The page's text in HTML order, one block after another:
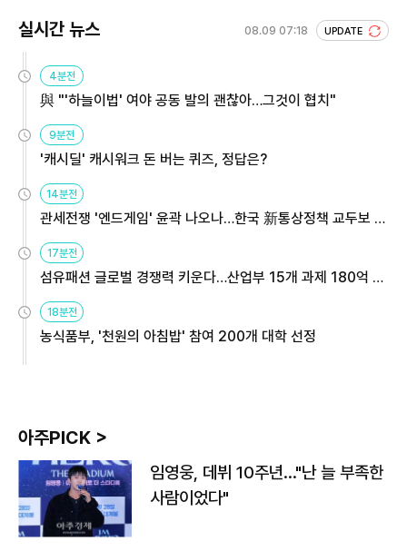
실시간 뉴스 08.09 07:18 UPDATE
4분전
與 "'하늘이법' 여야 공동 발의 괜찮아…그것이 협치"
9분전
'캐시딜' 캐시워크 돈 버는 퀴즈, 정답은?
14분전
관세전쟁 '엔드게임' 윤곽 나오나…한국 新통상정책 교두보 활
17분전
섬유패션 글로벌 경쟁력 키운다…산업부 15개 과제 180억 지
18분전
농식품부, '천원의 아침밥' 참여 200개 대학 선정
아주PICK >
임영웅, 데뷔 10주년…"난 늘 부족한
사람이었다"